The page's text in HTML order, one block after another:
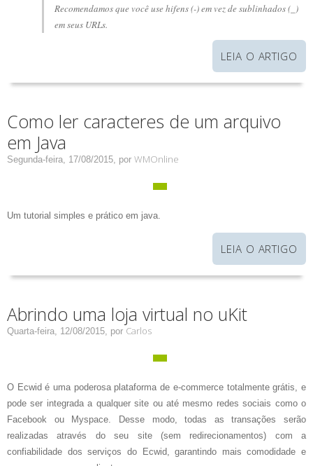
Recomendamos que você use hifens (-) em vez de sublinhados (_)
em seus URLs.
LEIA O ARTIGO
Como ler caracteres de um arquivo
em Java
Segunda-feira, 17/08/2015, por WMOnline
Um tutorial simples e prático em java.
LEIA O ARTIGO
Abrindo uma loja virtual no uKit
Quarta-feira, 12/08/2015, por Carlos
O Ecwid é uma poderosa plataforma de e-commerce totalmente grátis, e
pode ser integrada a qualquer site ou até mesmo redes sociais como o
Facebook ou Myspace. Desse modo, todas as transações serão
realizadas através do seu site (sem redirecionamentos) com a
confiabilidade dos serviços do Ecwid, garantindo mais comodidade e